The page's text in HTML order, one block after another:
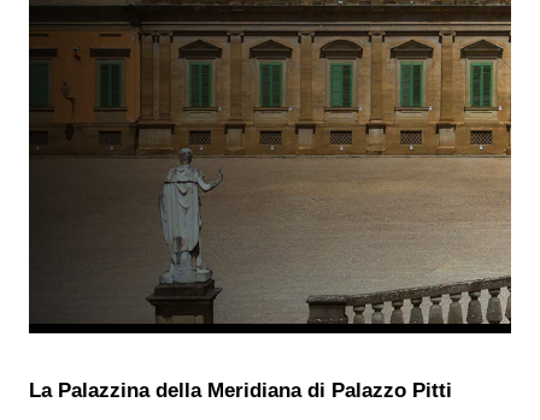
La Palazzina della Meridiana di Palazzo Pitti